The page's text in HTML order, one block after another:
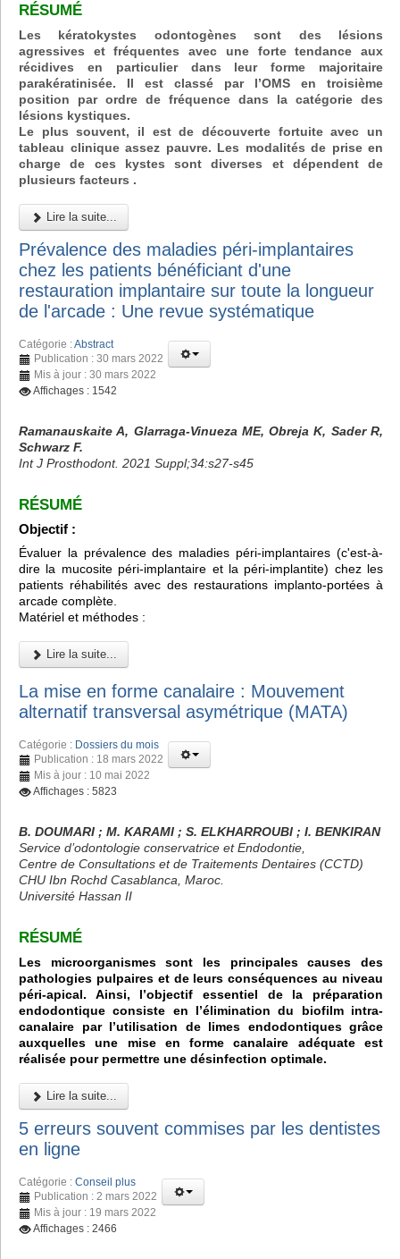
RÉSUMÉ
Les kératokystes odontogènes sont des lésions
agressives et fréquentes avec une forte tendance aux
récidives en particulier dans leur forme majoritaire
parakératinisée. Il est classé par l’OMS en troisième
position par ordre de fréquence dans la catégorie des
lésions kystiques.
Le plus souvent, il est de découverte fortuite avec un
tableau clinique assez pauvre. Les modalités de prise en
charge de ces kystes sont diverses et dépendent de
plusieurs facteurs .
Lire la suite...
Prévalence des maladies péri-implantaires
chez les patients bénéficiant d'une
restauration implantaire sur toute la longueur
de l'arcade : Une revue systématique
Catégorie :Abstract
Publication : 30 mars 2022
Mis à jour : 30 mars 2022
Affichages : 1542
Ramanauskaite A, Glarraga-Vinueza ME, Obreja K, Sader R,
Schwarz F.
Int J Prosthodont. 2021 Suppl;34:s27-s45
RÉSUMÉ
Objectif :
Évaluer la prévalence des maladies péri-implantaires (c'est-à-
dire la mucosite péri-implantaire et la péri-implantite) chez les
patients réhabilités avec des restaurations implanto-portées à
arcade complète.
Matériel et méthodes :
Lire la suite...
La mise en forme canalaire : Mouvement
alternatif transversal asymétrique (MATA)
Catégorie : Dossiers du mois
Publication : 18 mars 2022
Mis à jour : 10 mai 2022
Affichages : 5823
B. DOUMARI ; M. KARAMI ; S. ELKHARROUBI ; I. BENKIRAN
Service d’odontologie conservatrice et Endodontie,
Centre de Consultations et de Traitements Dentaires (CCTD)
CHU Ibn Rochd Casablanca, Maroc.
Université Hassan II
RÉSUMÉ
Les microorganismes sont les principales causes des
pathologies pulpaires et de leurs conséquences au niveau
péri-apical. Ainsi, l’objectif essentiel de la préparation
endodontique consiste en l’élimination du biofilm intra-
canalaire par l’utilisation de limes endodontiques grâce
auxquelles une mise en forme canalaire adéquate est
réalisée pour permettre une désinfection optimale.
Lire la suite...
5 erreurs souvent commises par les dentistes
en ligne
Catégorie : Conseil plus
Publication : 2 mars 2022
Mis à jour : 19 mars 2022
Affichages : 2466